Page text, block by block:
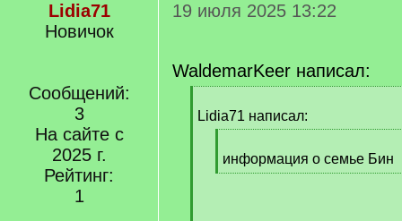
Lidia71
Новичок
Сообщений:
3
На сайте с
2025 г.
Рейтинг:
1
19 июля 2025 13:22
WaldemarKeer написал:
qLidia71 написал:
q
]
информация о семье Бин
[